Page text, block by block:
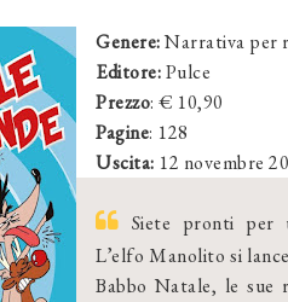
Genere:Narrativa per
Editore:Pulce
Prezzo: € 10,90
Pagine: 128
Uscita: 12 novembre
Siete pronti per
L’elfo Manolito si
Babbo Natale, le